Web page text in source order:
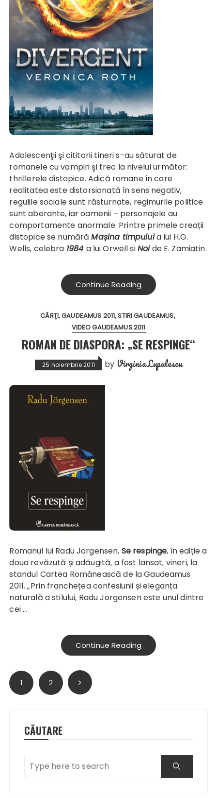
Adolescenţii şi cititorii tineri s-au săturat de
romanele cu vampiri şi trec la nivelul următor:
thrillerele distopice. Adică romane în care
realitatea este distorsionată în sens negativ,
regulile sociale sunt răsturnate, regimurile politice
sunt aberante, iar oamenii – personajele au
comportamente anormale. Printre primele creații
distopice se numărăMașina timpuluia lui H.G.
Wells, celebra 1984 a lui Orwell șiNoide E. Zamiatin.
Continue Reading
CĂRŢI GAUDEAMUS 2011 STIRI GAUDEAMUS
VIDEO GAUDEAMUS 2011
ROMAN DE DIASPORA: „SE RESPINGE“
25 noiembrie 2011 by Virginia Lupulescu
Romanul lui Radu Jorgensen, Se respinge, în ediție a
doua revăzută și adăugită, a fost lansat, vineri, la
standul Cartea Românească de la Gaudeamus
2011. „Prin franchețea confesiunii și eleganța
naturală a stilului, Radu Jorgensen este unul dintre
cei …
Continue Reading
Paginație
articole
1 2
CĂUTARE